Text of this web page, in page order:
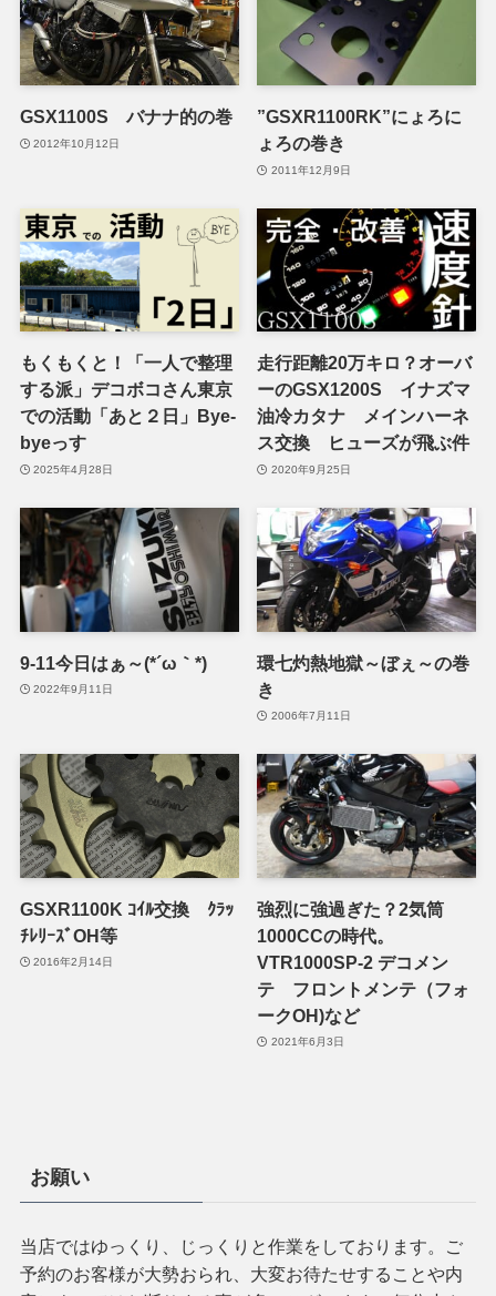
GSX1100S バナナ的の巻
2012年10月12日
”GSXR1100RK”にょろに
ょろの巻き
2011年12月9日
もくもくと！「一人で整理
する派」デコボコさん東京
での活動「あと２日」Bye-
byeっす
2025年4月28日
走行距離20万キロ？オーバ
ーのGSX1200S イナズマ
油冷カタナ メインハーネ
ス交換 ヒューズが飛ぶ件
2020年9月25日
9-11今日はぁ～(*´ω｀*)
2022年9月11日
環七灼熱地獄～ぼぇ～の巻
き
2006年7月11日
GSXR1100K ｺｲﾙ交換 ｸﾗｯ
ﾁﾚﾘｰｽﾞOH等
2016年2月14日
強烈に強過ぎた？2気筒
1000CCの時代。
VTR1000SP-2 デコメン
テ フロントメンテ（フォ
ークOH)など
2021年6月3日
お願い
当店ではゆっくり、じっくりと作業をしております。ご
予約のお客様が大勢おられ、大変お待たせすることや内